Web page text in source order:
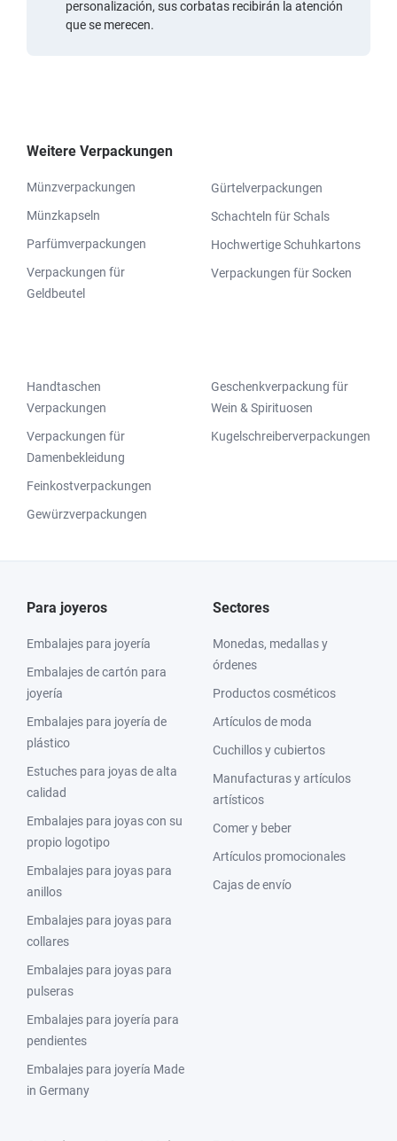
personalización, sus corbatas recibirán la atención
que se merecen.
Weitere Verpackungen
Münzverpackungen
Münzkapseln
Parfümverpackungen
Verpackungen für
Geldbeutel
Gürtelverpackungen
Schachteln für Schals
Hochwertige Schuhkartons
Verpackungen für Socken
Handtaschen
Verpackungen
Verpackungen für
Damenbekleidung
Feinkostverpackungen
Gewürzverpackungen
Geschenkverpackung für
Wein & Spirituosen
Kugelschreiberverpackungen
Para joyeros
Embalajes para joyería
Embalajes de cartón para
joyería
Embalajes para joyería de
plástico
Estuches para joyas de alta
calidad
Embalajes para joyas con su
propio logotipo
Embalajes para joyas para
anillos
Embalajes para joyas para
collares
Embalajes para joyas para
pulseras
Embalajes para joyería para
pendientes
Embalajes para joyería Made
in Germany
Sectores
Monedas, medallas y
órdenes
Productos cosméticos
Artículos de moda
Cuchillos y cubiertos
Manufacturas y artículos
artísticos
Comer y beber
Artículos promocionales
Cajas de envío